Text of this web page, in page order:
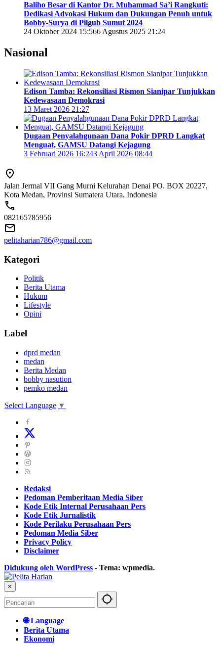
Baliho Besar di Kantor Dr. Muhammad Sa’i Rangkuti:
Dedikasi Advokasi Hukum dan Dukungan Penuh untuk
Bobby-Surya di Pilgub Sumut 2024
24 Oktober 2024 15:566 Agustus 2025 21:24
Nasional
Edison Tamba: Rekonsiliasi Rismon Sianipar Tunjukkan
Kedewasaan Demokrasi
13 Maret 2026 21:27
Dugaan Penyalahgunaan Dana Pokir DPRD Langkat
Menguat, GAMSU Datangi Kejagung
3 Februari 2026 16:243 April 2026 08:44
Jalan Jermal VII Gang Murni Kelurahan Denai PO. BOX 20227,
Kota Medan, Provinsi Sumatera Utara, Indonesia
082165785956
pelitaharian786@gmail.com
Kategori
Politik
Berita Utama
Hukum
Lifestyle
Opini
Label
dprd medan
medan
Berita Medan
bobby nasution
pemko medan
Select Language ▼
Redaksi
Pedoman Pemberitaan Media Siber
Kode Etik Internal Perusahaan Pers
Kode Etik Jurnalistik
Kode Perilaku Perusahaan Pers
Pedoman Media Siber
Privacy Policy
Disclaimer
Didukung oleh WordPress - Tema: wpmedia.
×
🌐 Language
Berita Utama
Ekonomi